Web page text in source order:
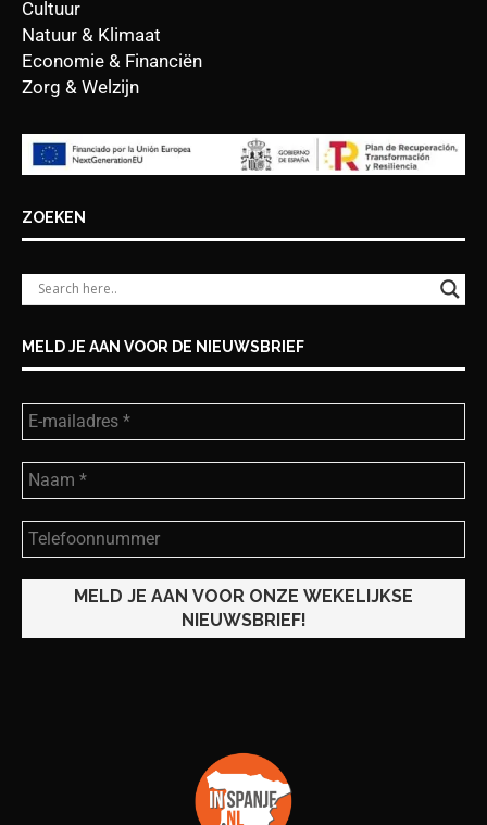
Cultuur
Natuur & Klimaat
Economie & Financiën
Zorg & Welzijn
ZOEKEN
MELD JE AAN VOOR DE NIEUWSBRIEF